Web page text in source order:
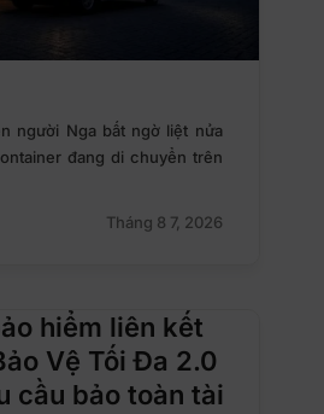
người Nga bất ngờ liệt nửa
đang di chuyển trên
Tháng 8 7, 2026
hiểm liên kết
Vệ Tối Đa 2.0
cầu bảo toàn tài